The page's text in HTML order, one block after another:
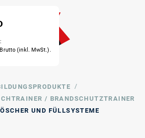
/
/ BRANDSCHUTZTRAINER
UND FÜLLSYSTEME